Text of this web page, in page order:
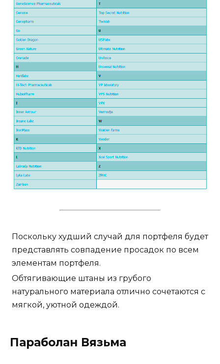
Поскольку худший случай для портфеля будет
представлять совпадение просадок по всем
элементам портфеля.
Обтягивающие штаны из грубого
натурального материала отлично сочетаются с
мягкой, уютной одеждой.
Параболан Вязьма